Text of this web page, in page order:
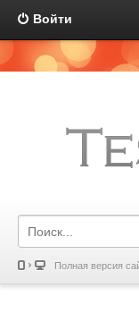
Войти
Полная версия